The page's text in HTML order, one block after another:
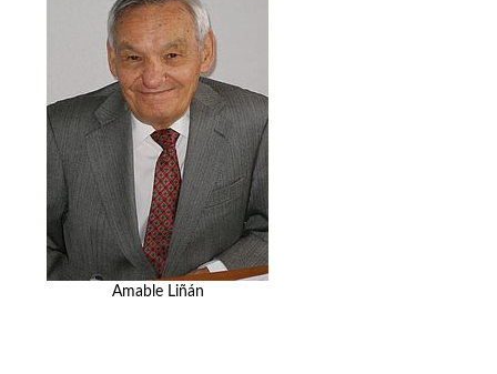
Amable Liñán